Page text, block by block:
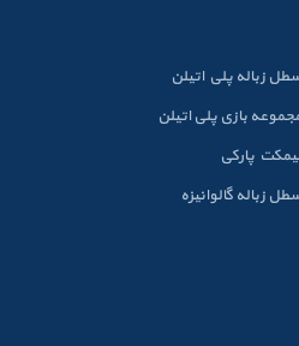
زباله پلي اتيلن
بازی پلی اتیلن
پارکی
زباله گالوانيزه